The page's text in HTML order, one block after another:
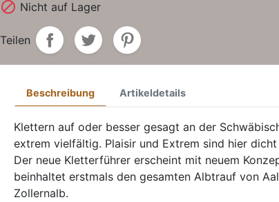
 Nicht auf Lager
Teilen
Beschreibung Artikeldetails
Klettern auf oder besser gesagt an der
extrem vielfältig. Plaisir und Extrem sind hier dicht
Der neue Kletterführer erscheint mit neuem
beinhaltet erstmals den gesamten Albtrauf von
Zollernalb.